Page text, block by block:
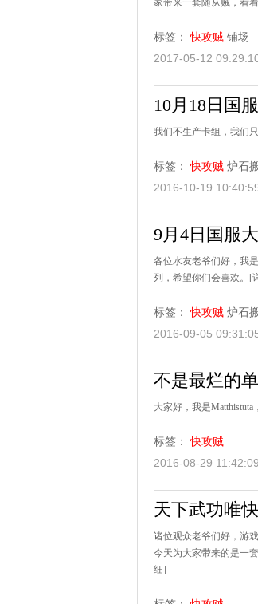
家带来一套随从贼，看
标签： 快攻贼 铺场
2017-05-12
10月18日国
我们不生产卡组，我们
标签： 快攻贼 炉石
2016-10-19
9月4日国服
各位水友老爷们好，我
列，希望你们会喜欢。
[
标签： 快攻贼 炉石
2016-09-05
不是最烂的
大家好，我是
标签： 快攻贼
2016-08-29 11:42:09
天下武功唯
诸位观众老爷们好，游
今天为大家带来的是一
细]